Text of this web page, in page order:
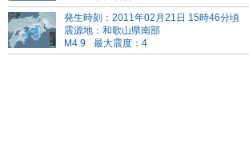
発生時刻：2011年02月21日 15時46分頃
震源地：和歌山県南部
M4.9
最大震度：4